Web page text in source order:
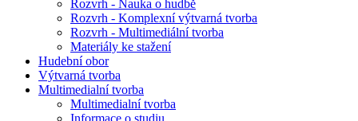
Rozvrh - Nauka o hudbě
Rozvrh - Komplexní výtvarná tvorba
Rozvrh - Multimediální tvorba
Materiály ke stažení
Hudební obor
Výtvarná tvorba
Multimedialní tvorba
Multimedialní tvorba